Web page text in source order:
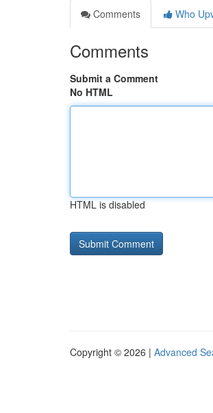
Comments
Who
Comments
Submit a Comment
No HTML
HTML is disabled
Copyright © 2026 | Advanced